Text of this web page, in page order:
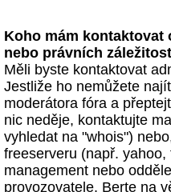
Koho mám kontaktovat
nebo právních
Měli byste kontaktovat
Jestliže ho nemůžete
moderátora fóra a
nic neděje, kontaktujte
vyhledat na "whois")
freeserveru (např.
management nebo
provozovatele. Berte na